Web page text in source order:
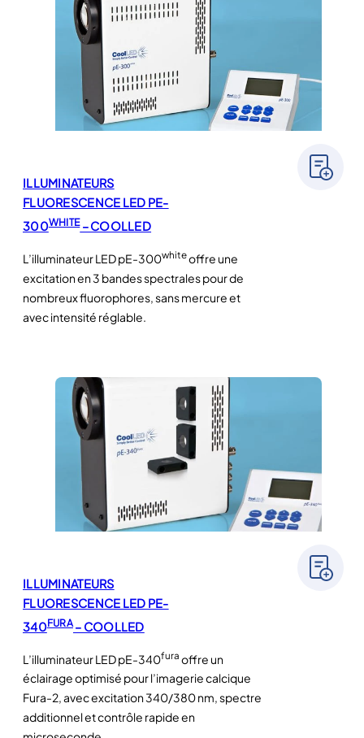
ILLUMINATEURS
FLUORESCENCE LED PE-
300WHITE– COOLLED
L’illuminateur LED pE-300whiteoffre une
excitation en 3 bandes spectrales pour de
nombreux fluorophores, sans mercure et
avec intensité réglable.
ILLUMINATEURS
FLUORESCENCE LED PE-
340FURA– COOLLED
L’illuminateur LED pE-340fura offre un
éclairage optimisé pour l’imagerie calcique
Fura-2, avec excitation 340/380 nm, spectre
additionnel et contrôle rapide en